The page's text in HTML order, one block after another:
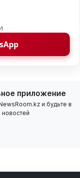
приложение
и будьте в
новостей